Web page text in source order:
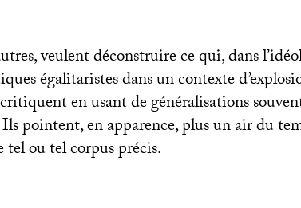
veulent déconstruire ce qui, dans
égalitaristes dans un contexte
en usant de généralisations
pointent, en apparence, plus un air du
tel ou tel corpus précis.